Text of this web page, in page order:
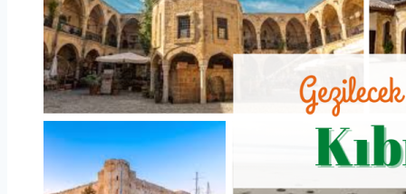
Yatırımcılar
için
eksiksiz
analiz